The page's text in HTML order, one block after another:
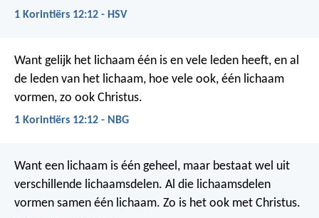
1 Korintiërs 12:12 - HSV
Want gelijk het lichaam één is en vele leden heeft, en al
de leden van het lichaam, hoe vele ook, één lichaam
vormen, zo ook Christus.
1 Korintiërs 12:12 - NBG
Want een lichaam is één geheel, maar bestaat wel uit
verschillende lichaamsdelen. Al die lichaamsdelen
vormen samen één lichaam. Zo is het ook met Christus.